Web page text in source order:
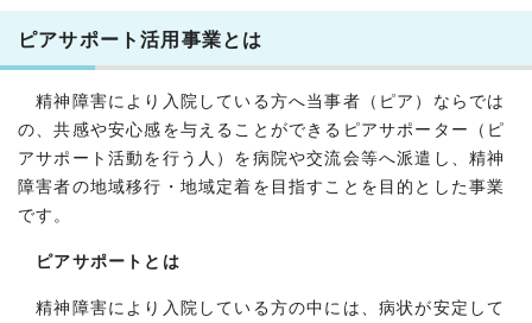
ピアサポート活用事業とは
精神障害により入院している方へ当事者（ピア）ならでは
の、共感や安心感を与えることができるピアサポーター（ピ
アサポート活動を行う人）を病院や交流会等へ派遣し、精神
障害者の地域移行・地域定着を目指すことを目的とした事業
です。
ピアサポートとは
精神障害により入院している方の中には、病状が安定して